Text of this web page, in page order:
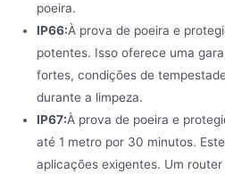
poeira.
IP66:À prova de poeira e
potentes. Isso oferece uma
fortes, condições de
durante a limpeza.
IP67:À prova de poeira e
até 1 metro por 30 minutos.
aplicações exigentes. Um